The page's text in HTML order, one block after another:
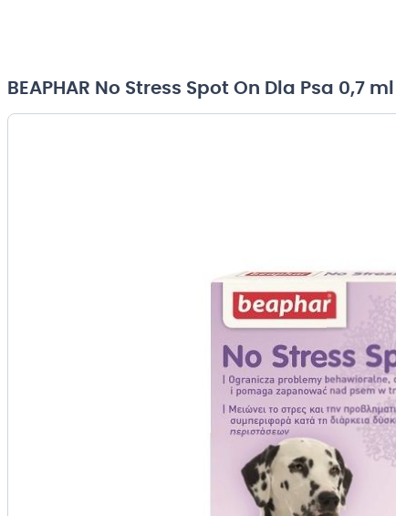
BEAPHAR No Stress Spot On Dla Psa 0,7
Przejdź